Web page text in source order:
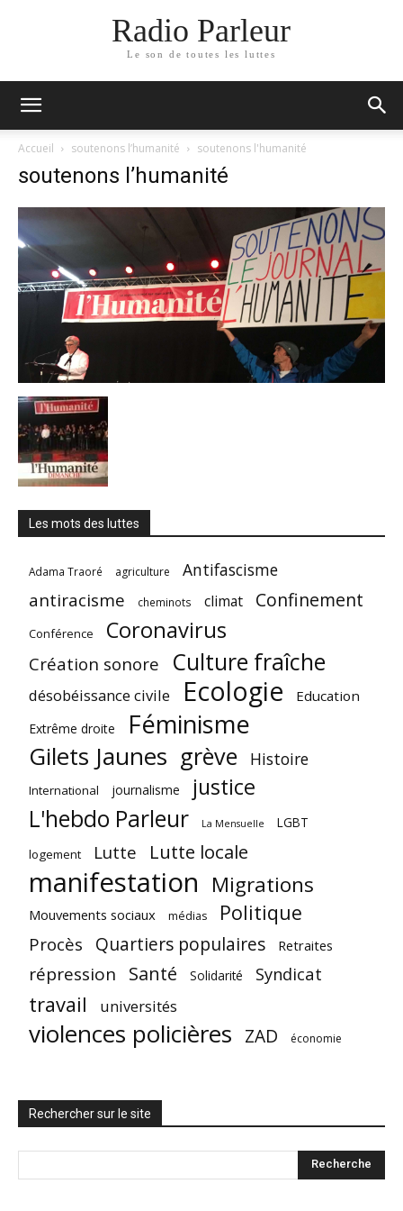
Radio Parleur
Le son de toutes les luttes
Accueil soutenons l’humanité soutenons l'humanité
soutenons l’humanité
Les mots des luttes
Adama Traoré agriculture Antifascisme
antiracisme cheminots climat Confinement
Conférence Coronavirus
Création sonore Culture fraîche
désobéissance civile Ecologie Education
Extrême droite Féminisme
Gilets Jaunes grève Histoire
International journalisme justice
L'hebdo Parleur La Mensuelle
LGBT
logement
Lutte Lutte locale
manifestation Migrations
Mouvements sociaux médias Politique
Procès Quartiers populaires Retraites
répression Santé Solidarité Syndicat
travail universités
violences policières ZAD économie
Rechercher sur le site